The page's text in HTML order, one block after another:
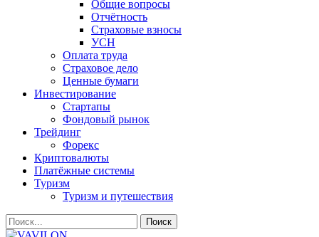
Общие вопросы
Отчётность
Страховые взносы
УСН
Оплата труда
Страховое дело
Ценные бумаги
Инвестирование
Стартапы
Фондовый рынок
Трейдинг
Форекс
Криптовалюты
Платёжные системы
Туризм
Туризм и путешествия